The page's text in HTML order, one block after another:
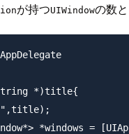
が持つUIWindowの数
*)title{
*windows =